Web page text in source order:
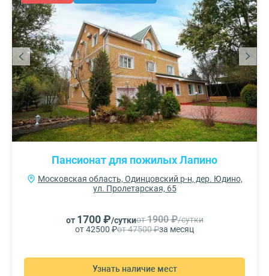
Пансионат для пожилых Лапино
Московская область, Одинцовский р-н, дер. Юдино,
ул. Пролетарская, 65
от 1700 ₽/суткиот1900 ₽/сутки
от 42500 ₽от 47500 ₽за месяц
Узнать наличие мест